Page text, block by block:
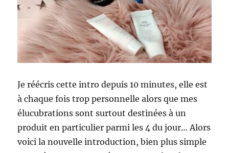
Je réécris cette intro depuis 10 minutes, elle est
à chaque fois trop personnelle alors que mes
élucubrations sont surtout destinées à un
produit en particulier parmi les 4 du jour… Alors
voici la nouvelle introduction, bien plus simple